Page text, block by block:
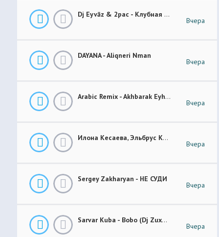
Dj Eyvāz & 2pac - Клубная Музыка “ Luxury Money “ Club Remix (BASS BOOSTED)
Вчера
DAYANA - Aliqneri Nman
Вчера
Arabic Remix - Akhbarak Eyh (Prod. Elsen Pro)
Вчера
Илона Кесаева, Эльбрус Кесаев - Поздняя Любовь Премьера Трека 2026
Вчера
Sergey Zakharyan - НЕ СУДИ
Вчера
Sarvar Kuba - Bobo (Dj Zuxa Remix)
Вчера